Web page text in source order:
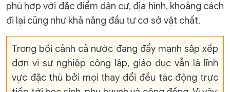
phù hợp với đặc điểm dân cư, địa hình, khoảng cách
đi lại cũng như khả năng đầu tư cơ sở vật chất.
Trong bối cảnh cả nước đang đẩy mạnh sắp xếp
đơn vị sự nghiệp công lập, giáo dục vẫn là lĩnh
vực đặc thù bởi mọi thay đổi đều tác động trực